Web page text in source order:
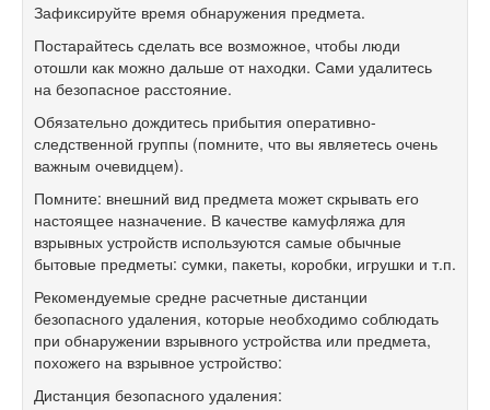
Зафиксируйте время обнаружения предмета.
Постарайтесь сделать все возможное, чтобы люди
отошли как можно дальше от находки. Сами удалитесь
на безопасное расстояние.
Обязательно дождитесь прибытия оперативно-
следственной группы (помните, что вы являетесь очень
важным очевидцем).
Помните: внешний вид предмета может скрывать его
настоящее назначение. В качестве камуфляжа для
взрывных устройств используются самые обычные
бытовые предметы: сумки, пакеты, коробки, игрушки и т.п.
Рекомендуемые средне расчетные дистанции
безопасного удаления, которые необходимо соблюдать
при обнаружении взрывного устройства или предмета,
похожего на взрывное устройство:
Дистанция безопасного удаления: